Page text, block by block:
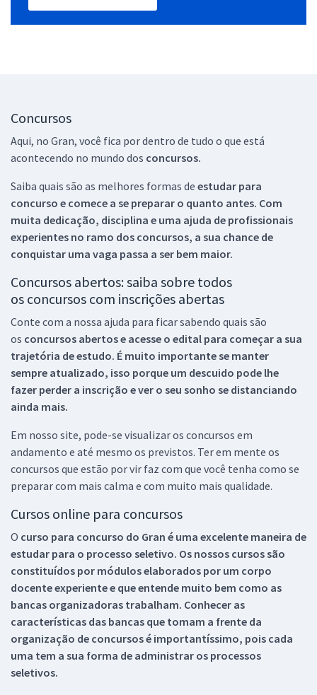
Concursos
Aqui, no Gran, você fica por dentro de tudo o que está
acontecendo no mundo dos concursos.
Saiba quais são as melhores formas de estudar para
concurso e comece a se preparar o quanto antes. Com
muita dedicação, disciplina e uma ajuda de profissionais
experientes no ramo dos concursos, a sua chance de
conquistar uma vaga passa a ser bem maior.
Concursos abertos: saiba sobre todos
os concursos com inscrições abertas
Conte com a nossa ajuda para ficar sabendo quais são
os concursos abertos e acesse o edital para começar a sua
trajetória de estudo. É muito importante se manter
sempre atualizado, isso porque um descuido pode lhe
fazer perder a inscrição e ver o seu sonho se distanciando
ainda mais.
Em nosso site, pode-se visualizar os concursos em
andamento e até mesmo os previstos. Ter em mente os
concursos que estão por vir faz com que você tenha como se
preparar com mais calma e com muito mais qualidade.
Cursos online para concursos
O curso para concurso do Gran é uma excelente maneira de
estudar para o processo seletivo. Os nossos cursos são
constituídos por módulos elaborados por um corpo
docente experiente e que entende muito bem como as
bancas organizadoras trabalham. Conhecer as
características das bancas que tomam a frente da
organização de concursos é importantíssimo, pois cada
uma tem a sua forma de administrar os processos
seletivos.